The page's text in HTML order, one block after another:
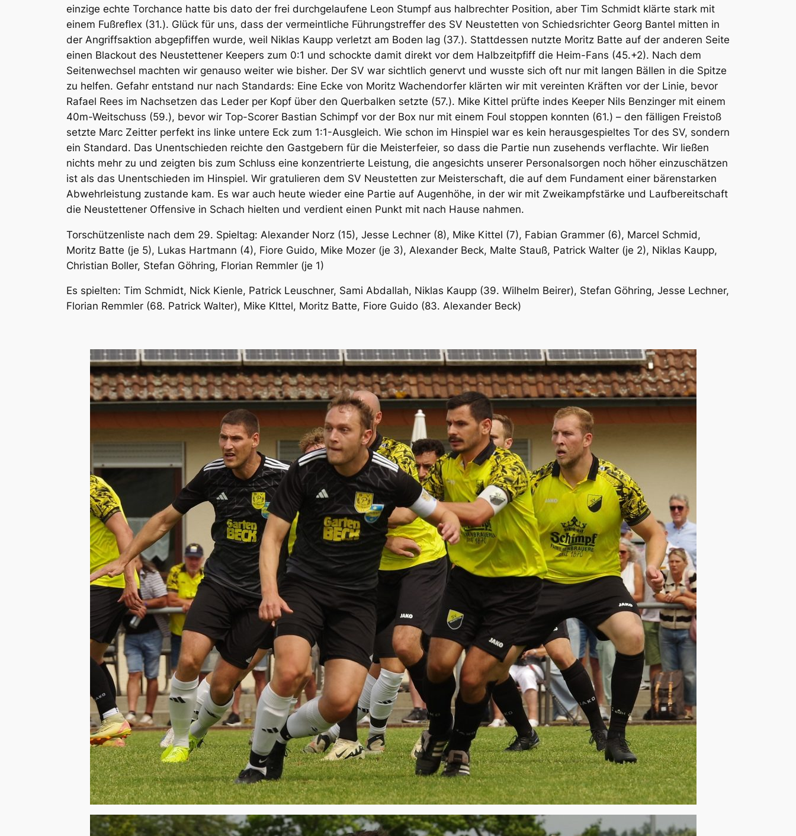
einzige echte Torchance hatte bis dato der frei durchgelaufene Leon Stumpf aus halbrechter Position, aber Tim Schmidt klärte stark mit
einem Fußreflex (31.). Glück für uns, dass der vermeintliche Führungstreffer des SV Neustetten von Schiedsrichter Georg Bantel mitten in
der Angriffsaktion abgepfiffen wurde, weil Niklas Kaupp verletzt am Boden lag (37.). Stattdessen nutzte Moritz Batte auf der anderen Seite
einen Blackout des Neustettener Keepers zum 0:1 und schockte damit direkt vor dem Halbzeitpfiff die Heim-Fans (45.+2). Nach dem
Seitenwechsel machten wir genauso weiter wie bisher. Der SV war sichtlich genervt und wusste sich oft nur mit langen Bällen in die Spitze
zu helfen. Gefahr entstand nur nach Standards: Eine Ecke von Moritz Wachendorfer klärten wir mit vereinten Kräften vor der Linie, bevor
Rafael Rees im Nachsetzen das Leder per Kopf über den Querbalken setzte (57.). Mike Kittel prüfte indes Keeper Nils Benzinger mit einem
40m-Weitschuss (59.), bevor wir Top-Scorer Bastian Schimpf vor der Box nur mit einem Foul stoppen konnten (61.) – den fälligen Freistoß
setzte Marc Zeitter perfekt ins linke untere Eck zum 1:1-Ausgleich. Wie schon im Hinspiel war es kein herausgespieltes Tor des SV, sondern
ein Standard. Das Unentschieden reichte den Gastgebern für die Meisterfeier, so dass die Partie nun zusehends verflachte. Wir ließen
nichts mehr zu und zeigten bis zum Schluss eine konzentrierte Leistung, die angesichts unserer Personalsorgen noch höher einzuschätzen
ist als das Unentschieden im Hinspiel. Wir gratulieren dem SV Neustetten zur Meisterschaft, die auf dem Fundament einer bärenstarken
Abwehrleistung zustande kam. Es war auch heute wieder eine Partie auf Augenhöhe, in der wir mit Zweikampfstärke und Laufbereitschaft
die Neustettener Offensive in Schach hielten und verdient einen Punkt mit nach Hause nahmen.
Torschützenliste nach dem 29. Spieltag: Alexander Norz (15), Jesse Lechner (8), Mike Kittel (7), Fabian Grammer (6), Marcel Schmid,
Moritz Batte (je 5), Lukas Hartmann (4), Fiore Guido, Mike Mozer (je 3), Alexander Beck, Malte Stauß, Patrick Walter (je 2), Niklas Kaupp,
Christian Boller, Stefan Göhring, Florian Remmler (je 1)
Es spielten: Tim Schmidt, Nick Kienle, Patrick Leuschner, Sami Abdallah, Niklas Kaupp (39. Wilhelm Beirer), Stefan Göhring, Jesse Lechner,
Florian Remmler (68. Patrick Walter), Mike KIttel, Moritz Batte, Fiore Guido (83. Alexander Beck)